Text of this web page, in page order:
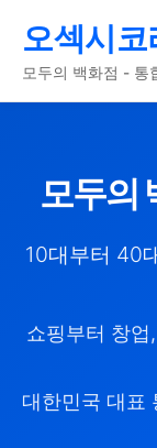
오섹시코
모두의 백화점 - 통
모두의
10대부터 40
쇼핑부터 창업
대한민국 대표